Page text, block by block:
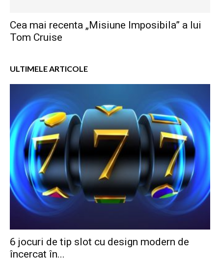
Cea mai recenta „Misiune Imposibila” a lui
Tom Cruise
ULTIMELE ARTICOLE
6 jocuri de tip slot cu design modern de
încercat în...